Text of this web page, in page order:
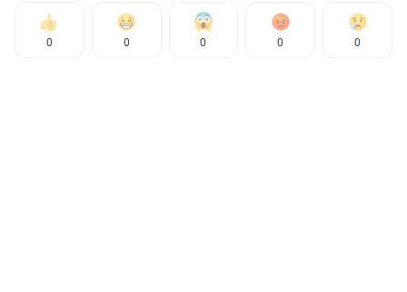
0 0 0 0 0